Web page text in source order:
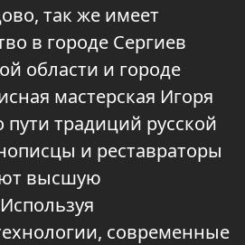
так же имеет
в городе Сергиев
области и городе
мастерская Игоря
традиций русской
и реставраторы
высшую
современные